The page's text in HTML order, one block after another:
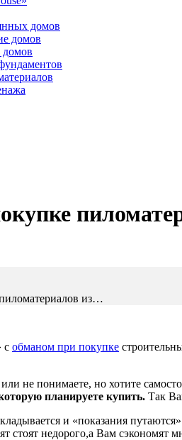
домов
домов
домов
из…
с обманом при покупке
не понимаете, но хотите
планируете купить. Так
и «показания
стоят недорого,а Вам сэкономят